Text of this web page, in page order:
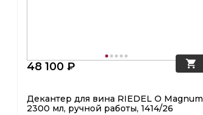
48 100 ₽
Декантер для вина RIEDEL O Magnum
2300 мл, ручной работы, 1414/26